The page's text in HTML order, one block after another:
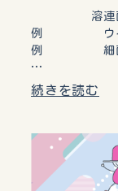
溶連菌感染
例 ウイルス
例 細菌性胃
…
続きを読む